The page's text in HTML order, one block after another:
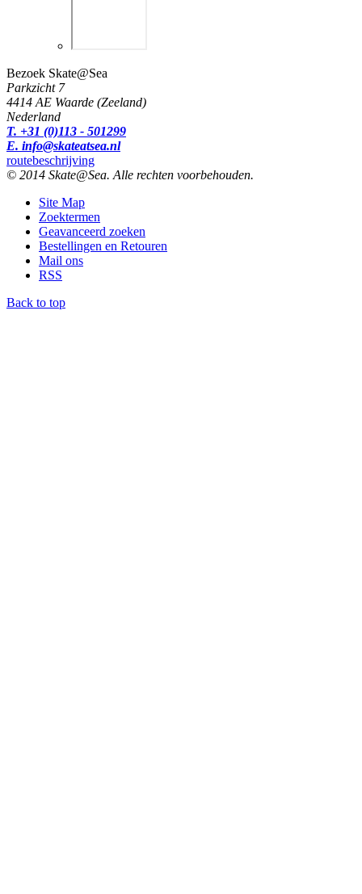
Bezoek Skate@Sea
Parkzicht 7
4414 AE Waarde (Zeeland)
Nederland
T. +31 (0)113 - 501299
E. info@skateatsea.nl
routebeschrijving
© 2014 Skate@Sea. Alle rechten voorbehouden.
Site Map
Zoektermen
Geavanceerd zoeken
Bestellingen en Retouren
Mail ons
RSS
Back to top